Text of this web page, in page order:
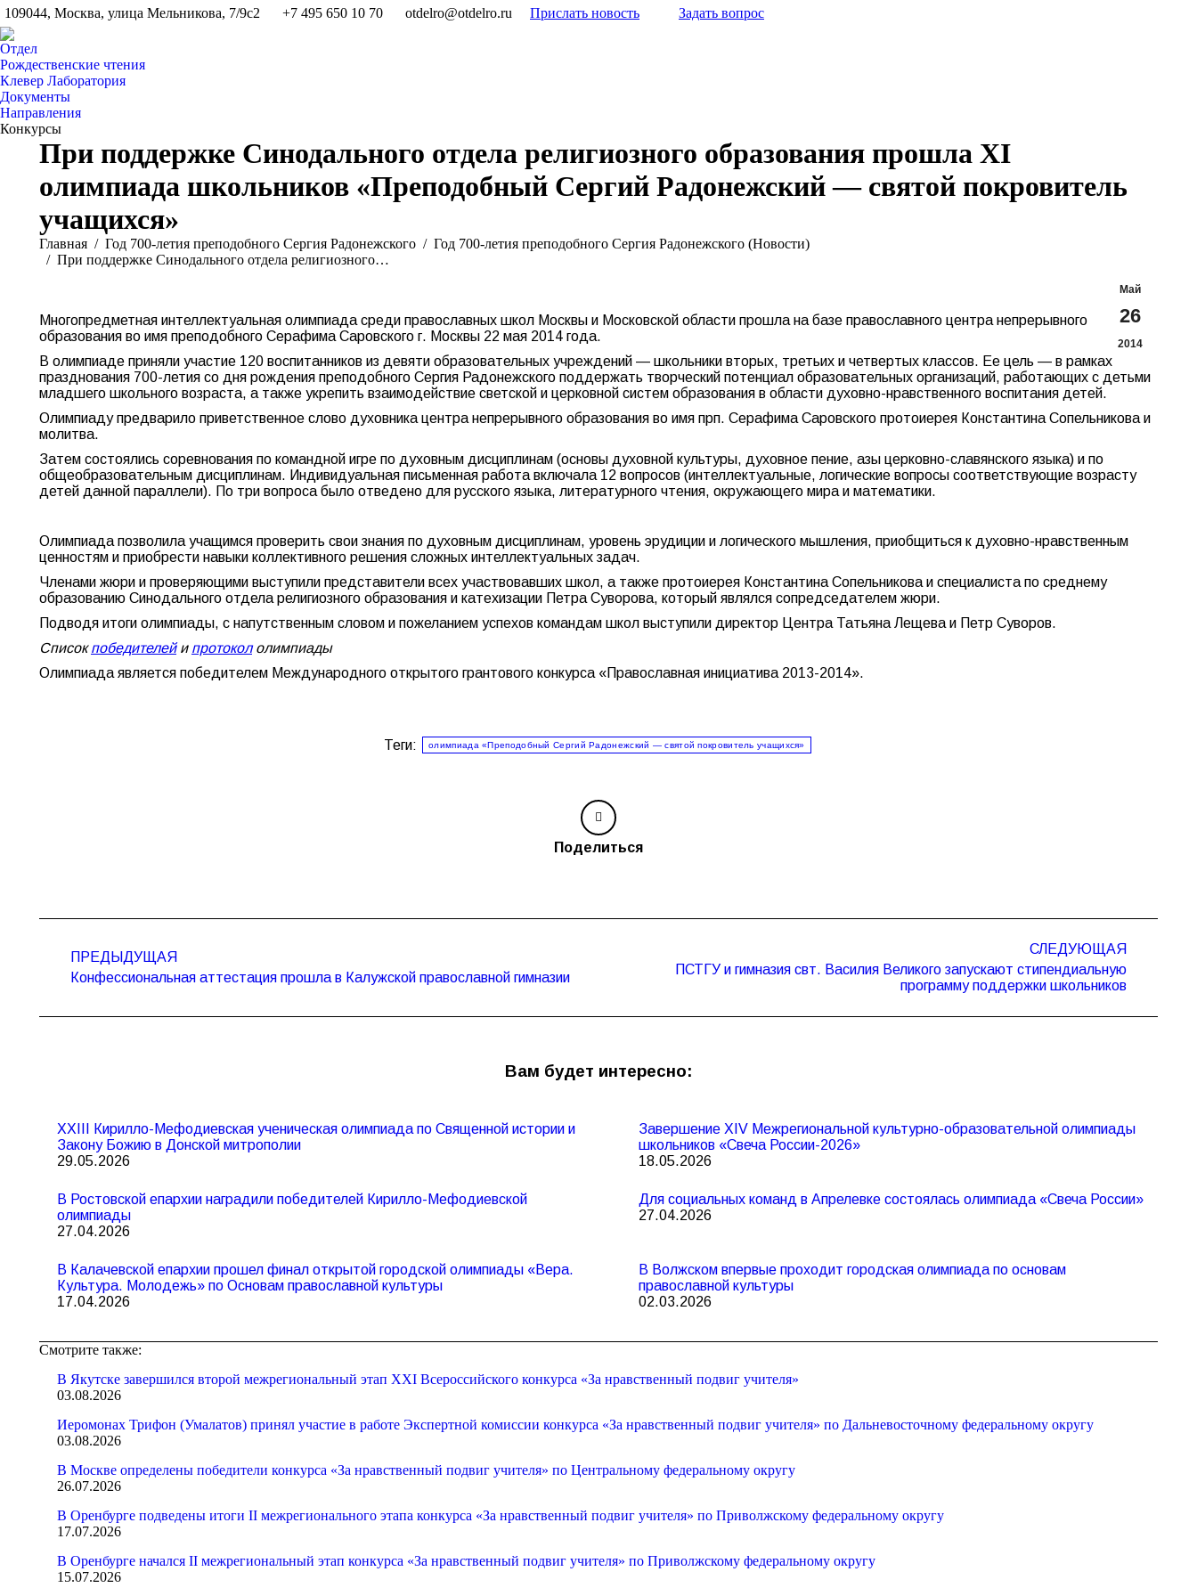
109044, Москва, улица Мельникова, 7/9с2 +7 495 650 10 70 otdelro@otdelro.ru Прислать новость Задать вопрос
Отдел
Рождественские чтения
Клевер Лаборатория
Документы
Направления
Конкурсы
При поддержке Синодального отдела религиозного образования прошла XI
олимпиада школьников «Преподобный Сергий Радонежский — святой покровитель
учащихся»
Вы здесь:
Главная Год 700-летия преподобного Сергия Радонежского
Год 700-летия преподобного Сергия Радонежского (Новости)
При поддержке Синодального отдела религиозного…
Май
26
2014
Многопредметная интеллектуальная олимпиада среди православных школ Москвы и Московской области прошла на базе православного центра непрерывного
образования во имя преподобного Серафима Саровского г. Москвы 22 мая 2014 года.
В олимпиаде приняли участие 120 воспитанников из девяти образовательных учреждений — школьники вторых, третьих и четвертых классов. Ее цель — в рамках
празднования 700-летия со дня рождения преподобного Сергия Радонежского поддержать творческий потенциал образовательных организаций, работающих с детьми
младшего школьного возраста, а также укрепить взаимодействие светской и церковной систем образования в области духовно-нравственного воспитания детей.
Олимпиаду предварило приветственное слово духовника центра непрерывного образования во имя прп. Серафима Саровского протоиерея Константина Сопельникова и
молитва.
Затем состоялись соревнования по командной игре по духовным дисциплинам (основы духовной культуры, духовное пение, азы церковно-славянского языка) и по
общеобразовательным дисциплинам. Индивидуальная письменная работа включала 12 вопросов (интеллектуальные, логические вопросы соответствующие возрасту
детей данной параллели). По три вопроса было отведено для русского языка, литературного чтения, окружающего мира и математики.
Олимпиада позволила учащимся проверить свои знания по духовным дисциплинам, уровень эрудиции и логического мышления, приобщиться к духовно-нравственным
ценностям и приобрести навыки коллективного решения сложных интеллектуальных задач.
Членами жюри и проверяющими выступили представители всех участвовавших школ, а также протоиерея Константина Сопельникова и специалиста по среднему
образованию Синодального отдела религиозного образования и катехизации Петра Суворова, который являлся сопредседателем жюри.
Подводя итоги олимпиады, с напутственным словом и пожеланием успехов командам школ выступили директор Центра Татьяна Лещева и Петр Суворов.
Списокпобедителейи протокололимпиады
Олимпиада является победителем Международного открытого грантового конкурса «Православная инициатива 2013-2014».
Теги: олимпиада «Преподобный Сергий Радонежский — святой покровитель учащихся»
Поделиться
записям
ПРЕДЫДУЩАЯ
Предыдущая
Конфессиональная аттестация прошла в Калужской православной гимназии
СЛЕДУЮЩАЯ
СледующаяПСТГУ и гимназия свт. Василия Великого запускают стипендиальную
программу поддержки школьников
Вам будет интересно:
XXIII Кирилло-Мефодиевская ученическая олимпиада по Священной истории и
Закону Божию в Донской митрополии
29.05.2026
Завершение XIV Межрегиональной культурно-образовательной олимпиады
школьников «Свеча России-2026»
18.05.2026
В Ростовской епархии наградили победителей Кирилло-Мефодиевской
олимпиады
27.04.2026
Для социальных команд в Апрелевке состоялась олимпиада «Свеча России»
27.04.2026
В Калачевской епархии прошел финал открытой городской олимпиады «Вера.
Культура. Молодежь» по Основам православной культуры
17.04.2026
В Волжском впервые проходит городская олимпиада по основам
православной культуры
02.03.2026
Смотрите также:
В Якутске завершился второй межрегиональный этап XXI Всероссийского конкурса «За нравственный подвиг учителя»
03.08.2026
Иеромонах Трифон (Умалатов) принял участие в работе Экспертной комиссии конкурса «За нравственный подвиг учителя» по Дальневосточному федеральному округу
03.08.2026
В Москве определены победители конкурса «За нравственный подвиг учителя» по Центральному федеральному округу
26.07.2026
В Оренбурге подведены итоги II межрегионального этапа конкурса «За нравственный подвиг учителя» по Приволжскому федеральному округу
17.07.2026
В Оренбурге начался II межрегиональный этап конкурса «За нравственный подвиг учителя» по Приволжскому федеральному округу
15.07.2026